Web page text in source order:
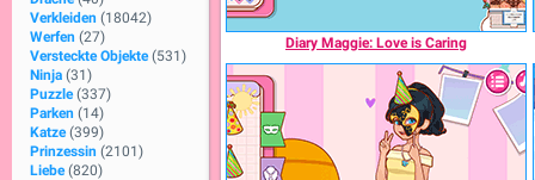
Verkleiden (18042)
Werfen (27)
Versteckte Objekte (531)
Ninja (31)
Puzzle (337)
Parken (14)
Katze (399)
Prinzessin (2101)
Liebe (820)
Diary Maggie: Love is Caring